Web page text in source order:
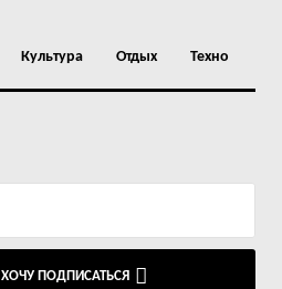
Культура Отдых Техно
ХОЧУ ПОДПИСАТЬСЯ